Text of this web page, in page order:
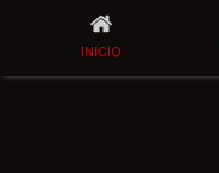
INICIO